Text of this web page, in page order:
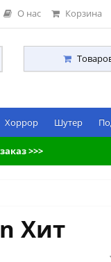
О нас Корзина
Хоррор Шутер
>>>
Хит